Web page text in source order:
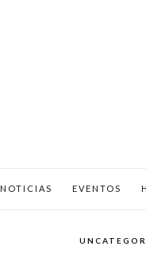
NOTICIAS EVENTOS